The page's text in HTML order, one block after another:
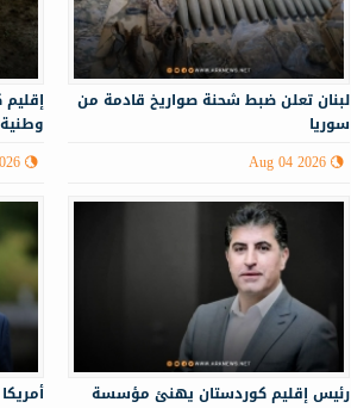
لبنان تعلن ضبط شحنة صواريخ قادمة من
سوريا
Aug 04 2026
رئيس إقليم كوردستان يهنئ مؤسسة